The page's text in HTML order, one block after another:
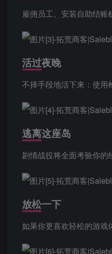
雇佣员工、安装自助结账
活过夜晚
不择手段地活下来：使用
逃离这座岛
剧情战役将全面考验你的
放松一下
如果你更喜欢轻松的游戏